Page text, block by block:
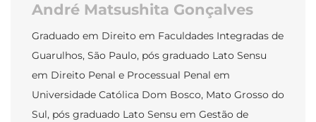
André Matsushita Gonçalves
Graduado em Direito em Faculdades Integradas de
Guarulhos, São Paulo, pós graduado Lato Sensu
em Direito Penal e Processual Penal em
Universidade Católica Dom Bosco, Mato Grosso do
Sul, pós graduado Lato Sensu em Gestão de